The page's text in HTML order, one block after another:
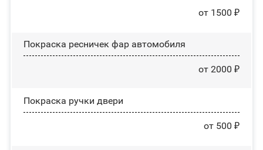
от 1500 ₽
Покраска ресничек фар автомобиля
от 2000 ₽
Покраска ручки двери
от 500 ₽